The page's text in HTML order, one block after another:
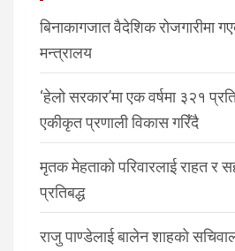
बिनाकागजात वैदेशिक रोजगारीमा
मन्त्रालय
‘हेलो सरकार’मा एक वर्षमा ३२१
एकीकृत प्रणाली विकास गरिँदै
मृतक मेहताको परिवारलाई राहत र
प्रतिबद्ध
राजु पाण्डेलाई बालेन शाहको